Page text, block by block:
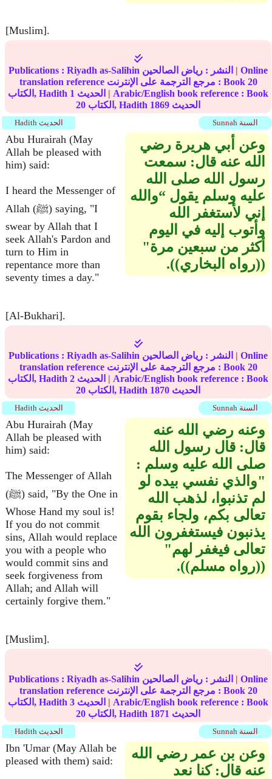
[Muslim].
Publications : Riyadh as-Salihin النشر : رياض الصالحين | Online
translation reference مرجع الترجمة على الإنترنت : Book 20
الكتاب, Hadith 1 | Arabic/English book reference : Book
20
الكتاب, Hadith 1869 الحديث
Sunnah السنة Hadith الحديث
Abu Hurairah (May
Allah be pleased with
him) said:
I heard the Messenger of
Allah (ﷺ) saying, "I
swear by Allah that I
seek Allah's Pardon and
turn to Him in
repentance more than
seventy times a day."
[Al-Bukhari].
وعن أبي هريرة رضي
الله عنه قال‏:‏ سمعت
رسول الله صلى الله
عليه وسلم يقول “والله
إني لأستغفر الله
وأتوب إليه في اليوم
أكثر من سبعين مرة‏"‏
‏(‏‏(‏رواه البخاري‏)‏‏)‏‏.‏
Publications : Riyadh as-Salihin النشر : رياض الصالحين | Online
translation reference مرجع الترجمة على الإنترنت : Book 20
الكتاب, Hadith 2 | Arabic/English book reference : Book
20
الكتاب, Hadith 1870 الحديث
Sunnah السنة Hadith الحديث
Abu Hurairah (May
Allah be pleased with
him) said:
The Messenger of Allah
(ﷺ) said, "By the One in
Whose Hand my soul is!
If you do not commit
sins, Allah would replace
you with a people who
would commit sins and
seek forgiveness from
Allah; and Allah will
certainly forgive them."
[Muslim].
وعنه رضي الله عنه
قال‏:‏ قال رسول الله
صلى الله عليه وسلم ‏:‏ ‏
"‏والذي نفسي بيده لو
لم تذنبوا، لذهب الله
تعالى بكم، ولجاء بقوم
يذنبون فيستغفرون الله
تعالى فيغفر لهم‏"‏
‏(‏‏(‏رواه مسلم‏)‏‏)‏‏.‏
Publications : Riyadh as-Salihin النشر : رياض الصالحين | Online
translation reference مرجع الترجمة على الإنترنت : Book 20
الكتاب, Hadith 3 | Arabic/English book reference : Book
20
الكتاب, Hadith 1871 الحديث
Sunnah السنة Hadith الحديث
Ibn 'Umar (May Allah be
pleased with them) said:
وعن بن عمر رضي الله
عنه قال‏:‏ كنا نعد